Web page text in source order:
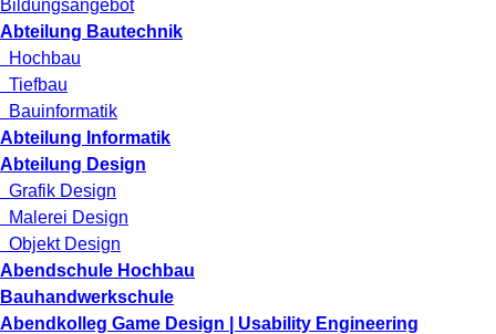
Bildungsangebot
Abteilung Bautechnik
Hochbau
Tiefbau
Bauinformatik
Abteilung Informatik
Abteilung Design
Grafik Design
Malerei Design
Objekt Design
Abendschule Hochbau
Bauhandwerkschule
Abendkolleg Game Design | Usability Engineering